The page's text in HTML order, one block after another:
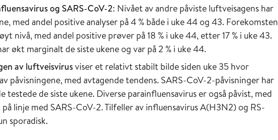
og SARS-CoV-2: Nivået av andre påviste luftveisagens har
med andel positive analyser på 4 % både i uke 44 og 43. Forekomsten
nivå, med andel positive prøver på 18 % i uke 44, etter 17 % i uke 43.
økt marginalt de siste ukene og var på 2 % i uke 44.
av luftveisvirusviser et relativt stabilt bilde siden uke 35 hvor
påvisningene, med avtagende tendens. SARS-CoV-2-påvisninger har
de siste ukene. Diverse parainfluensavirus er også påvist, med
linje med SARS-CoV-2. Tilfeller av influensavirus A(H3N2) og RS-
sporadisk.